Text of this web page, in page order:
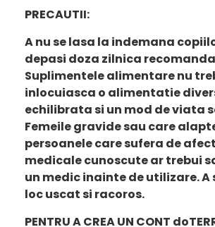
PRECAUTII:
A nu se lasa la indemana
depasi doza zilnica
Suplimentele alimentare nu
inlocuiasca o alimentatie
echilibrata si un mod de viata
Femeile gravide sau care
persoanele care sufera de
medicale cunoscute ar trebui
un medic inainte de utilizare. A
loc uscat si racoros.
PENTRU A CREA UN CONT